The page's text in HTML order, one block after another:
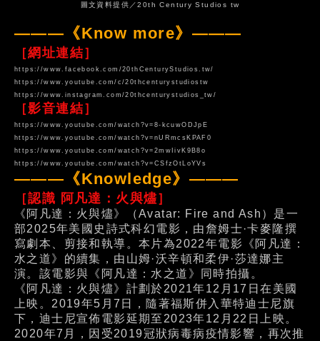
圖文資料提供／20th Century Studios tw
———《Know more》———
［網址連結］
https://www.facebook.com/20thCenturyStudios.tw/
https://www.youtube.com/c/20thcenturystudiostw
https://www.instagram.com/20thcenturystudios_tw/
［影音連結］
https://www.youtube.com/watch?v=8-kcuwODJpE
https://www.youtube.com/watch?v=nURmcsKPAF0
https://www.youtube.com/watch?v=2mwIivK9B8o
https://www.youtube.com/watch?v=CSfzOtLoYVs
———《Knowledge》———
［認識 阿凡達：火與燼］
《阿凡達：火與燼》（Avatar: Fire and Ash）是一
部2025年美國史詩式科幻電影，由詹姆士·卡麥隆撰
寫劇本、剪接和執導。本片為2022年電影《阿凡達：
水之道》的續集，由山姆·沃辛頓和柔伊·莎達娜主
演。該電影與《阿凡達：水之道》同時拍攝。
《阿凡達：火與燼》計劃於2021年12月17日在美國
上映。2019年5月7日，隨著福斯併入華特迪士尼旗
下，迪士尼宣佈電影延期至2023年12月22日上映。
2020年7月，因受2019冠狀病毒病疫情影響，再次推